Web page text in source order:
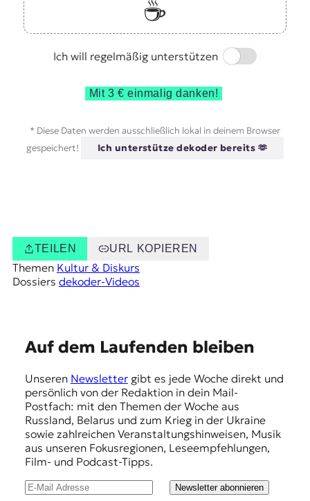
☕️
Ich will regelmäßig unterstützen
Switch
Mit 3 € einmalig danken!
* Diese Daten werden ausschließlich lokal in deinem Browser
gespeichert!
Ich unterstütze dekoder bereits 🫶
TEILEN URL KOPIEREN
Themen Kultur & Diskurs
Dossiers dekoder-Videos
Auf dem Laufenden bleiben
Unseren Newslettergibt es jede Woche direkt und
persönlich von der Redaktion in dein Mail-
Postfach: mit den Themen der Woche aus
Russland, Belarus und zum Krieg in der Ukraine
sowie zahlreichen Veranstaltungshinweisen, Musik
aus unseren Fokusregionen, Leseempfehlungen,
Film- und Podcast-Tipps.
Newsletter abonnieren